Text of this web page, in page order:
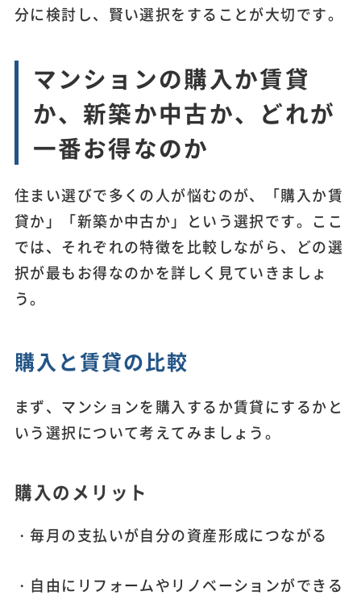
分に検討し、賢い選択をすることが大切です。
マンションの購入か賃貸
か、新築か中古か、どれが
一番お得なのか
住まい選びで多くの人が悩むのが、「購入か賃
貸か」「新築か中古か」という選択です。ここ
では、それぞれの特徴を比較しながら、どの選
択が最もお得なのかを詳しく見ていきましょ
う。
購入と賃貸の比較
まず、マンションを購入するか賃貸にするかと
いう選択について考えてみましょう。
購入のメリット
・毎月の支払いが自分の資産形成につながる
・自由にリフォームやリノベーションができる